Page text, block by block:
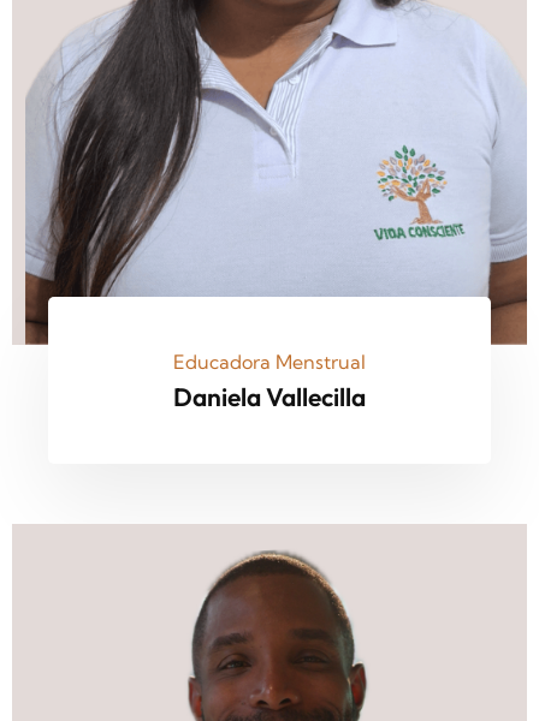
Educadora Menstrual
Daniela Vallecilla